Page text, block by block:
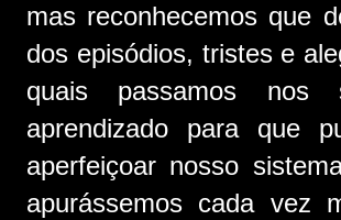
mas reconhecemos que
dos episódios, tristes e
quais passamos nos
aprendizado para que
aperfeiçoar nosso
apurássemos cada vez